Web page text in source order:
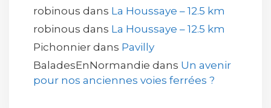
robinous dans La Houssaye – 12.5 km
robinous dans La Houssaye – 12.5 km
Pichonnier dans Pavilly
BaladesEnNormandie dans Un avenir
pour nos anciennes voies ferrées ?